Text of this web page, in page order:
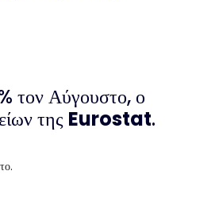
τον Αύγουστο, ο
της Eurostat.